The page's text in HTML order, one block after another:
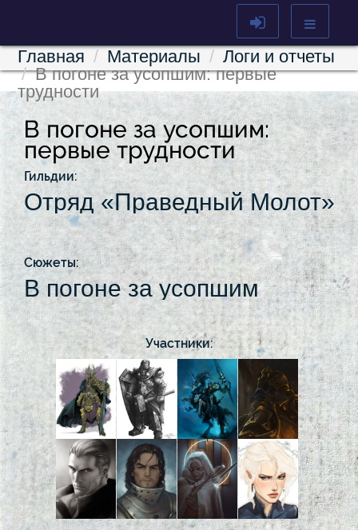
Главная Материалы
Логи и отчеты
В погоне за усопшим: первые
трудности
В погоне за усопшим:
первые трудности
Гильдии:
Отряд «Праведный Молот»
Сюжеты:
В погоне за усопшим
Участники: